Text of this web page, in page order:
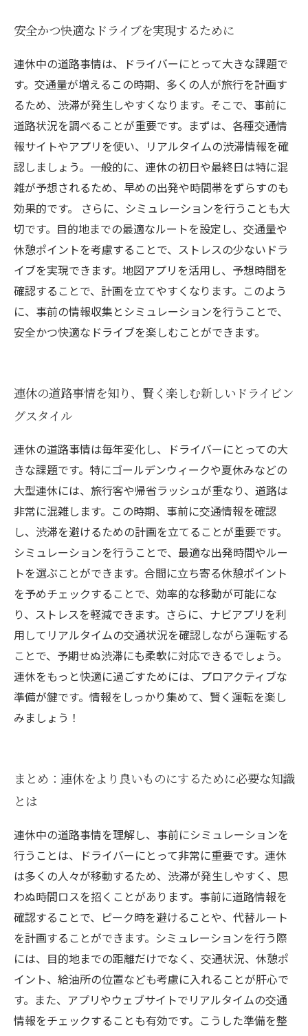
安全かつ快適なドライブを実現するために
連休中の道路事情は、ドライバーにとって大きな課題で
す。交通量が増えるこの時期、多くの人が旅行を計画す
るため、渋滞が発生しやすくなります。そこで、事前に
道路状況を調べることが重要です。まずは、各種交通情
報サイトやアプリを使い、リアルタイムの渋滞情報を確
認しましょう。一般的に、連休の初日や最終日は特に混
雑が予想されるため、早めの出発や時間帯をずらすのも
効果的です。 さらに、シミュレーションを行うことも大
切です。目的地までの最適なルートを設定し、交通量や
休憩ポイントを考慮することで、ストレスの少ないドラ
イブを実現できます。地図アプリを活用し、予想時間を
確認することで、計画を立てやすくなります。このよう
に、事前の情報収集とシミュレーションを行うことで、
安全かつ快適なドライブを楽しむことができます。
連休の道路事情を知り、賢く楽しむ新しいドライビン
グスタイル
連休の道路事情は毎年変化し、ドライバーにとっての大
きな課題です。特にゴールデンウィークや夏休みなどの
大型連休には、旅行客や帰省ラッシュが重なり、道路は
非常に混雑します。この時期、事前に交通情報を確認
し、渋滞を避けるための計画を立てることが重要です。
シミュレーションを行うことで、最適な出発時間やルー
トを選ぶことができます。合間に立ち寄る休憩ポイント
を予めチェックすることで、効率的な移動が可能にな
り、ストレスを軽減できます。さらに、ナビアプリを利
用してリアルタイムの交通状況を確認しながら運転する
ことで、予期せぬ渋滞にも柔軟に対応できるでしょう。
連休をもっと快適に過ごすためには、プロアクティブな
準備が鍵です。情報をしっかり集めて、賢く運転を楽し
みましょう！
まとめ：連休をより良いものにするために必要な知識
とは
連休中の道路事情を理解し、事前にシミュレーションを
行うことは、ドライバーにとって非常に重要です。連休
は多くの人々が移動するため、渋滞が発生しやすく、思
わぬ時間ロスを招くことがあります。事前に道路情報を
確認することで、ピーク時を避けることや、代替ルート
を計画することができます。シミュレーションを行う際
には、目的地までの距離だけでなく、交通状況、休憩ポ
イント、給油所の位置なども考慮に入れることが肝心で
す。また、アプリやウェブサイトでリアルタイムの交通
情報をチェックすることも有効です。こうした準備を整